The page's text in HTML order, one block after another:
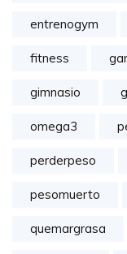
entrenogym
fitness
gimnasio
omega3
perderpeso
pesomuerto
quemargrasa